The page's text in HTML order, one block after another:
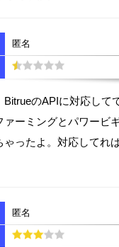
匿名
BitrueのAPIに対応して
ァーミングとパワービ
ゃったよ。対応してれ
匿名